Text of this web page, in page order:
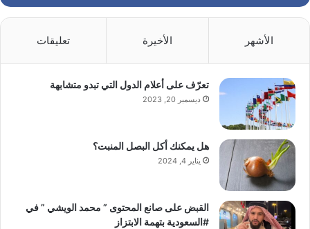
الأشهر الأخيرة تعليقات
تعرّف على أعلام الدول التي تبدو متشابهة
ديسمبر 20, 2023
هل يمكنك أكل البصل المنبت؟
يناير 4, 2024
القبض على صانع المحتوى ” محمد الويشي ” في
#السعودية بتهمة الابتزاز